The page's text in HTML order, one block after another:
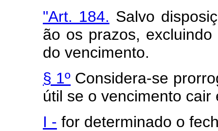
"Art. 184. Salvo
ão os prazos,
do vencimento.
§ 1º Considera-se
útil se o vencimento
I - for determinado o